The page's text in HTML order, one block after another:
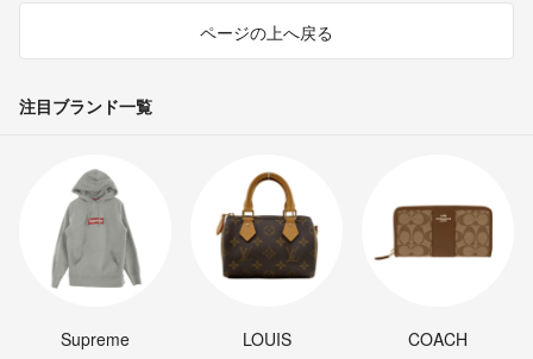
ページの上へ戻る
注目ブランド一覧
Supreme
LOUIS
COACH